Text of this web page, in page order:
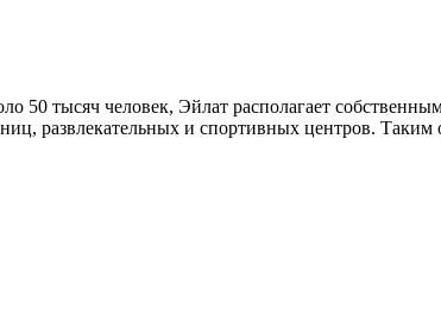
50 тысяч человек, Эйлат располагает
развлекательных и спортивных центров.